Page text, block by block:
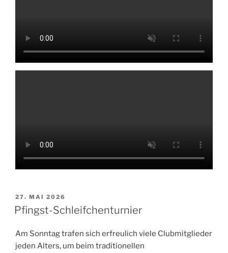
VERÖFFENTLICHT
AM
27. MAI 2026
Pfingst-Schleifchenturnier
Am Sonntag trafen sich erfreulich viele Clubmitglieder
jeden Alters, um beim traditionellen